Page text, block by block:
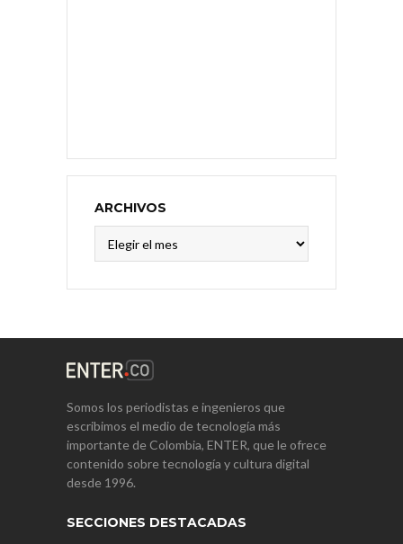
ARCHIVOS
Somos los periodistas e ingenieros que
escribimos el medio de tecnología más
importante de Colombia, ENTER, que le ofrece
contenido sobre tecnología y cultura digital
desde 1996.
SECCIONES DESTACADAS